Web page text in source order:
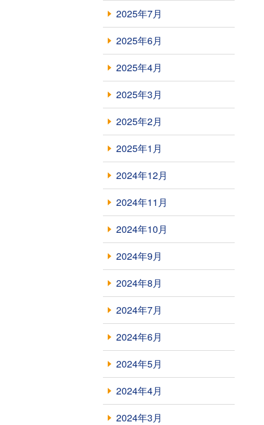
2025年7月
2025年6月
2025年4月
2025年3月
2025年2月
2025年1月
2024年12月
2024年11月
2024年10月
2024年9月
2024年8月
2024年7月
2024年6月
2024年5月
2024年4月
2024年3月